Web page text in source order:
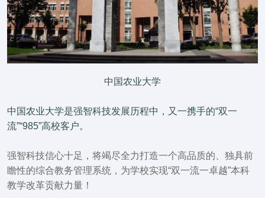
中国农业大学
中国农业大学是强智科技发展历程中，又一携手的“双一
流”“985”高校客户。
强智科技信心十足，将竭尽全力打造一个高品质的、独具前
瞻性的综合教务管理系统，为学校实现“双一流一卓越”本科
教学改革贡献力量！